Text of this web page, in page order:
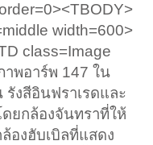
width=600>
class=Image
าพอาร์พ 147 ใน
รังสีอินฟราเรดและ
ยกล้องจันทราที่ให้
องฮับเบิลที่แสดง